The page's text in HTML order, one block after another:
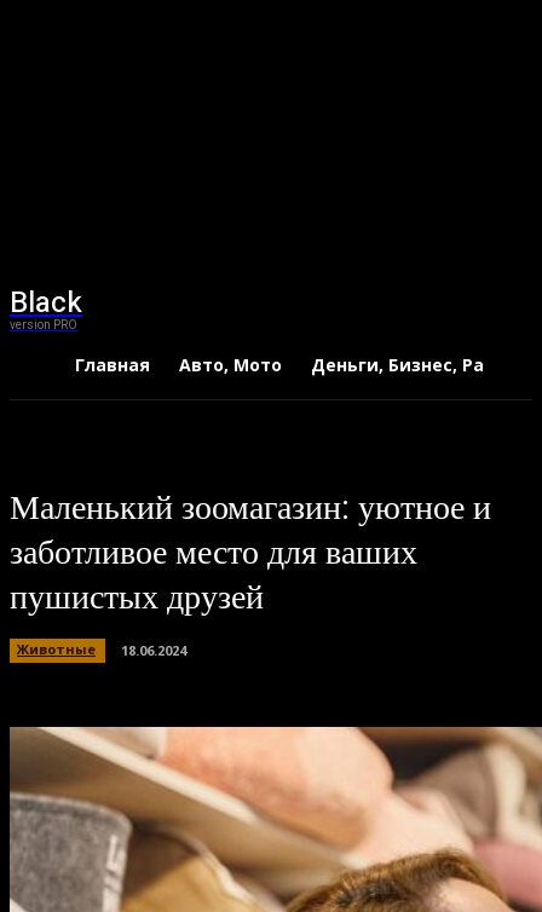
Black
version PRO
Главная Авто, Мото Деньги, Бизнес, Работа
Маленький зоомагазин: уютное и
заботливое место для ваших
пушистых друзей
Животные 18.06.2024